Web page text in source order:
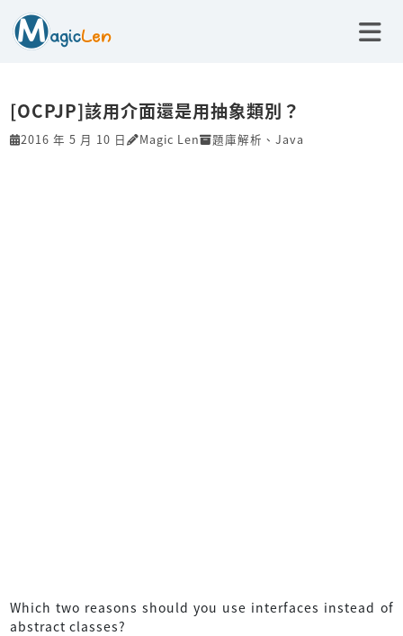
[OCPJP]該用介面還是用抽象類別？
2016 年 5 月 10 日 Magic Len 題庫解析 、 Java
Which two reasons should you use interfaces instead of
abstract classes?